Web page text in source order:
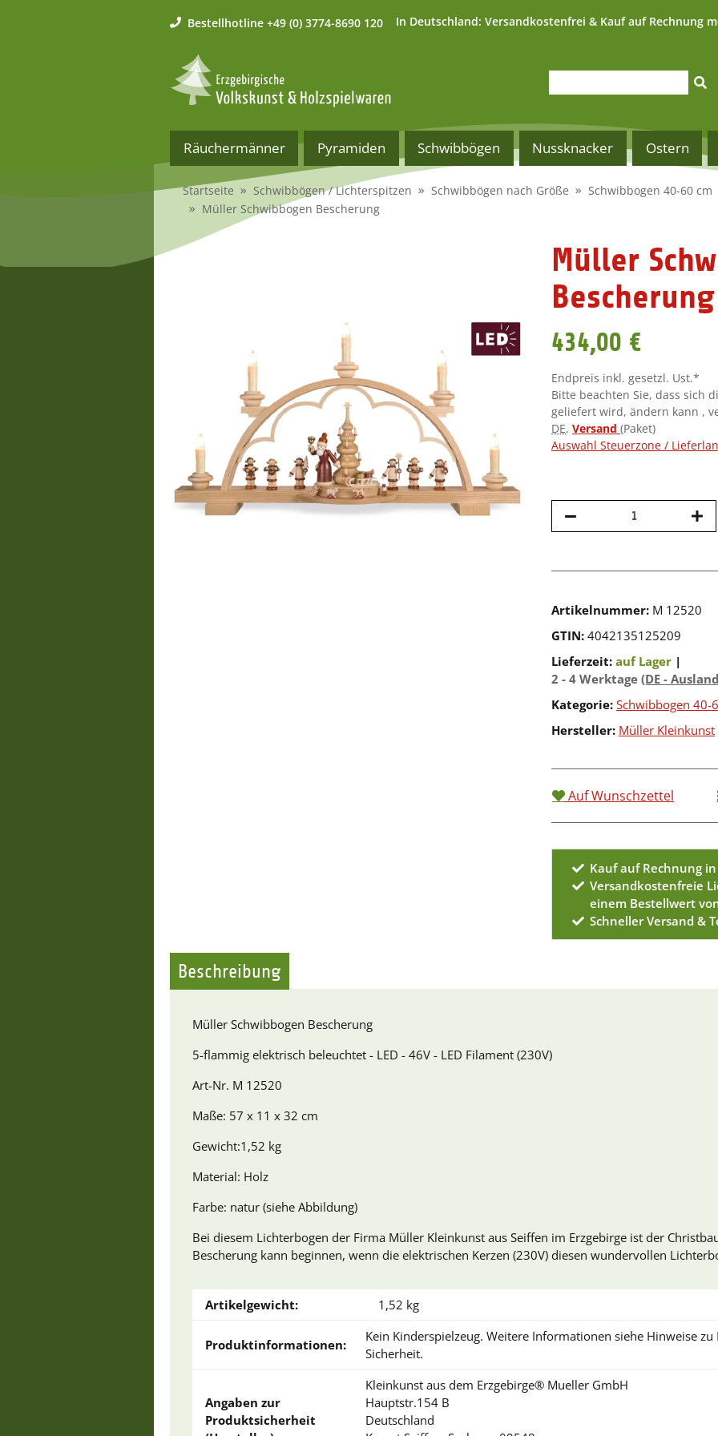
Bestellhotline +49 (0) 3774-8690 120 In Deutschland: Versandkostenfrei & Kauf auf Rechnung
Räuchermänner Pyramiden Schwibbögen Nussknacker Ostern
Startseite Schwibbögen / Lichterspitzen Schwibbögen nach Größe
Schwibbogen 40-60 cm
Müller Schwibbogen Bescherung
Müller
Bescherung
434,00 €
Endpreis inkl. gesetzl. Ust.*
Bitte beachten Sie, dass sich
geliefert wird, ändern kann ,
DE. Versand (Paket)
Auswahl Steuerzone /
Artikelnummer: M 12520
GTIN: 4042135125209
Lieferzeit: auf Lager |
2 - 4 Werktage (DE -
Kategorie: Schwibbogen 40-
Hersteller: Müller Kleinkunst
Auf Wunschzettel
Kauf auf Rechnung
Versandkostenfreie
einem Bestellwert
Schneller Versand &
Beschreibung
Müller Schwibbogen Bescherung
5-flammig elektrisch beleuchtet - LED - 46V - LED Filament (230V)
Art-Nr. M 12520
Maße: 57 x 11 x 32 cm
Gewicht:1,52 kg
Material: Holz
Farbe: natur (siehe Abbildung)
Bei diesem Lichterbogen der Firma Müller Kleinkunst aus Seiffen im Erzgebirge ist der
Bescherung kann beginnen, wenn die elektrischen Kerzen (230V) diesen wundervollen
Artikelgewicht: 1,52 kg
Produktinformationen:
Kein Kinderspielzeug. Weitere Informationen siehe Hinweise
Sicherheit.
Angaben zur
Produktsicherheit
Kleinkunst aus dem Erzgebirge® Mueller GmbH
Hauptstr.154 B
Deutschland